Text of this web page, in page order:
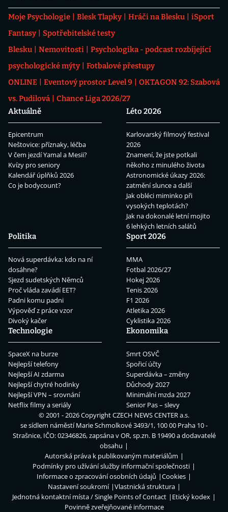
Moje Psychologie Blesk Tlapky Hráči na Blesku
iSport
Fantasy
Spotřebitelské testy
Blesku
Nemovitosti
Psychologika - podcast rozbíjející
psychologické mýty
Fotbalové přestupy
ONLINE
Eventový prostor Level 9
OKTAGON 92: Szabová
vs. Pudilová
Chance Liga 2026/27
Aktuálně
Epicentrum
Neštovice: příznaky, léčba
V čem jezdí Yamal a Mesii?
Kvízy pro seniory
Kalendář úplňků 2026
Co je bodycount?
Léto 2026
Karlovarský filmový festival
2026
Znamení, že jste potkali
někoho z minulého života
Astronomické úkazy 2026:
zatmění slunce a další
Jak obléci miminko při
vysokých teplotách?
Jak na dokonalé letní mojito
6 lehkých letních salátů
Politika
Nová superdávka: kdo na ní
dosáhne?
Sjezd sudetských Němců
Proč vláda zavádí EET?
Padni komu padni
Výpověď z práce vzor
Divoký kačer
Sport 2026
MMA
Fotbal 2026/27
Hokej 2026
Tenis 2026
F1 2026
Atletika 2026
Cyklistika 2026
Technologie
SpaceX na burze
Nejlepší telefony
Nejlepší AI zdarma
Nejlepší chytré hodinky
Nejlepší VPN – srovnání
Netflix filmy a seriály
Ekonomika
Smrt OSVČ
Spořicí účty
Superdávka – změny
Důchody 2027
Minimální mzda 2027
Senior Pas – slevy
© 2001 - 2026 CopyrightCZECH NEWS CENTER a.s.
se sídlem náměstí Marie Schmolkové 3493/1, 100 00 Praha 10 -
Strašnice, IČO: 02346826, zapsána v OR, sp.zn. B 19490 a dodavatelé
obsahu
Autorská práva k publikovaným materiálům
Podmínky pro užívání služby informační společnosti
Informace o zpracování osobních údajů
Cookies
Nastavení soukromí
Vlastnická struktura
Jednotná kontaktní místa / Single Points of Contact
Etický kodex
Povinně zveřejňované informace